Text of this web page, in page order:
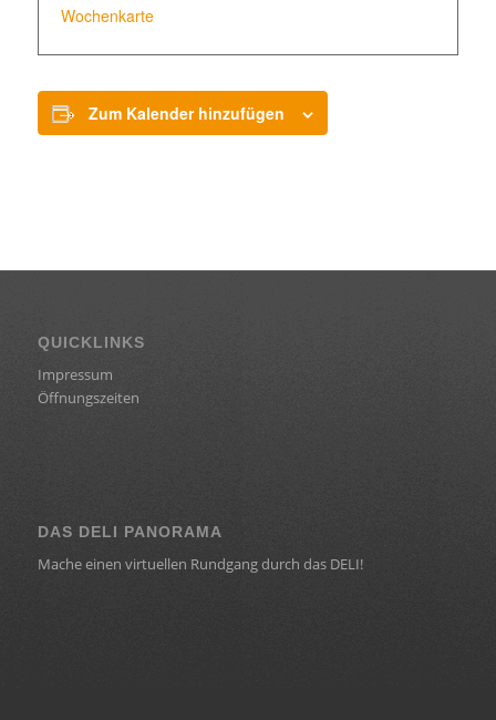
Wochenkarte
Zum Kalender hinzufügen
QUICKLINKS
Impressum
Öffnungszeiten
DAS DELI PANORAMA
Mache einen virtuellen Rundgang durch das DELI!